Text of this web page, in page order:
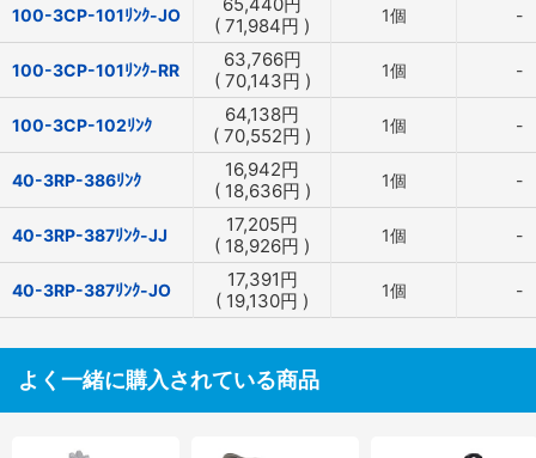
100-3CP-101ﾘﾝｸ-JO
( 71,984円 ) 1個 -
100-3CP-101ﾘﾝｸ-RR 63,766円
( 70,143円 ) 1個 -
100-3CP-102ﾘﾝｸ 64,138円
( 70,552円 ) 1個 -
40-3RP-386ﾘﾝｸ 16,942円
( 18,636円 ) 1個 -
40-3RP-387ﾘﾝｸ-JJ 17,205円
( 18,926円 ) 1個 -
40-3RP-387ﾘﾝｸ-JO 17,391円
( 19,130円 ) 1個 -
よく一緒に購入されている商品